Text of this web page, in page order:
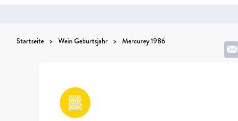
Startseite Wein Geburtsjahr Mercurey 1986